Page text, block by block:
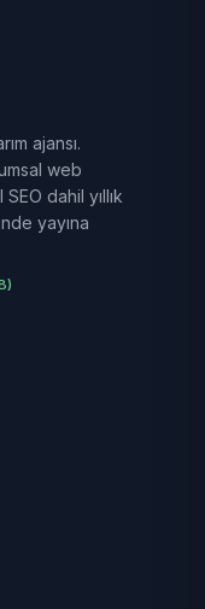
ajansı.
web
dahil yıllık
yayına